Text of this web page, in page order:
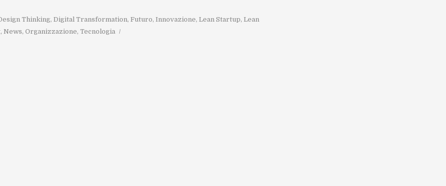
Thinking, Digital Transformation, Futuro, Innovazione, Lean Startup, Lean
, News, Organizzazione, Tecnologia